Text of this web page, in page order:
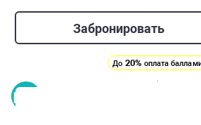
Забронировать
До 20% оплата